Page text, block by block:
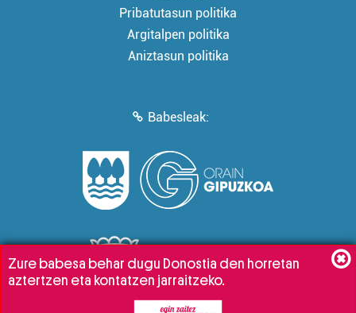
Pribatutasun politika
Argitalpen politika
Aniztasun politika
Babesleak:
Zure babesa behar dugu Donostia den horretan
aztertzen eta kontatzen jarraitzeko.